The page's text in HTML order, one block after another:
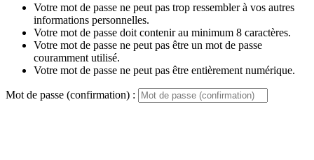
Votre mot de passe ne peut pas trop ressembler à vos autres
informations personnelles.
Votre mot de passe doit contenir au minimum 8 caractères.
Votre mot de passe ne peut pas être un mot de passe
couramment utilisé.
Votre mot de passe ne peut pas être entièrement numérique.
Mot de passe (confirmation) :